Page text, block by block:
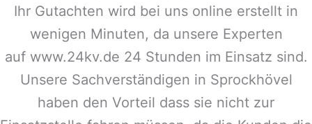
Ihr Gutachten wird bei uns online erstellt in
wenigen Minuten, da unsere Experten
auf www.24kv.de 24 Stunden im Einsatz sind.
Unsere Sachverständigen in Sprockhövel
haben den Vorteil dass sie nicht zur